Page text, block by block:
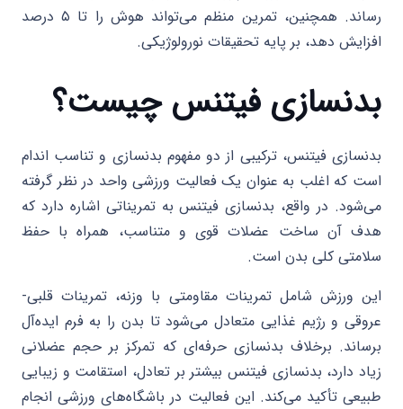
رساند. همچنین، تمرین منظم می‌تواند هوش را تا ۵ درصد
افزایش دهد، بر پایه تحقیقات نورولوژیکی.
بدنسازی فیتنس چیست؟
بدنسازی فیتنس، ترکیبی از دو مفهوم بدنسازی و تناسب اندام
است که اغلب به عنوان یک فعالیت ورزشی واحد در نظر گرفته
می‌شود. در واقع، بدنسازی فیتنس به تمریناتی اشاره دارد که
هدف آن ساخت عضلات قوی و متناسب، همراه با حفظ
سلامتی کلی بدن است.
این ورزش شامل تمرینات مقاومتی با وزنه، تمرینات قلبی-
عروقی و رژیم غذایی متعادل می‌شود تا بدن را به فرم ایده‌آل
برساند. برخلاف بدنسازی حرفه‌ای که تمرکز بر حجم عضلانی
زیاد دارد، بدنسازی فیتنس بیشتر بر تعادل، استقامت و زیبایی
طبیعی تأکید می‌کند. این فعالیت در باشگاه‌های ورزشی انجام